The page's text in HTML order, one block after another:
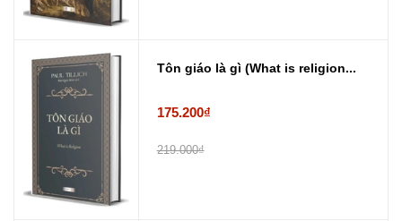
Tôn giáo là gì (What is religion...
175.200₫
219.000₫